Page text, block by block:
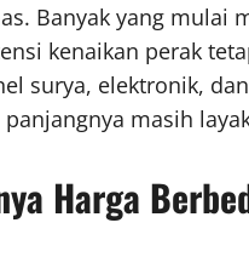
Banyak yang mulai
kenaikan perak
surya, elektronik,
masih
Harga